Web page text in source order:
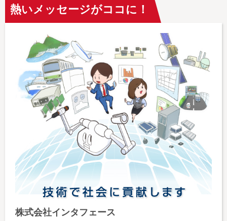
熱いメッセージがココに！
株式会社インタフェース